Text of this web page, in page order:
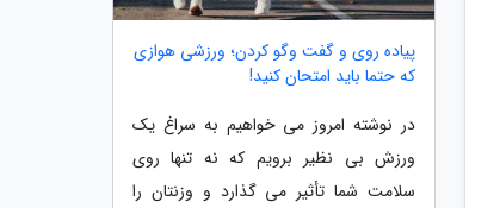
پیاده روی و گفت وگو کردن؛ ورزشی هوازی
که حتما باید امتحان کنید!
در نوشته امروز می خواهیم به سراغ یک
ورزش بی نظیر برویم که نه تنها روی
سلامت شما تأثیر می گذارد و وزنتان را